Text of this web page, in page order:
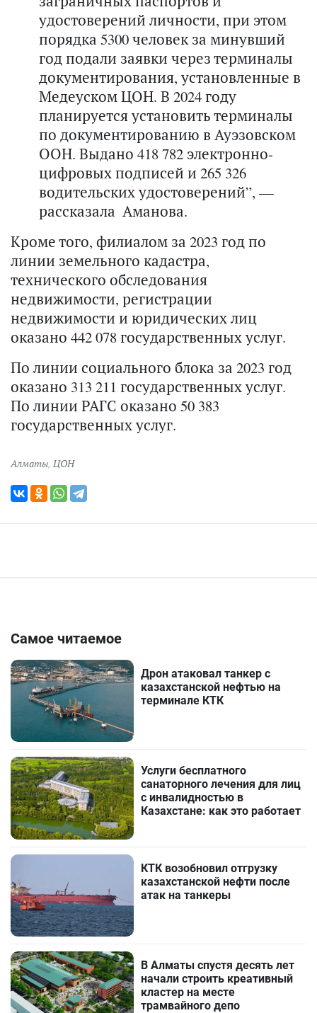
удостоверений личности, при этом
порядка 5300 человек за минувший
год подали заявки через терминалы
документирования, установленные в
Медеуском ЦОН. В 2024 году
планируется установить терминалы
по документированию в Ауэзовском
ООН. Выдано 418 782 электронно-
цифровых подписей и 265 326
водительских удостоверений”, —
рассказала Аманова.
Кроме того, филиалом за 2023 год по
линии земельного кадастра,
технического обследования
недвижимости, регистрации
недвижимости и юридических лиц
оказано 442 078 государственных услуг.
По линии социального блока за 2023 год
оказано 313 211 государственных услуг.
По линии РАГС оказано 50 383
государственных услуг.
Алматы, ЦОН
Самое читаемое
Дрон атаковал танкер с
казахстанской нефтью на
терминале КТК
Услуги бесплатного
санаторного лечения для лиц
с инвалидностью в
Казахстане: как это работает
КТК возобновил отгрузку
казахстанской нефти после
атак на танкеры
В Алматы спустя десять лет
начали строить креативный
кластер на месте
трамвайного депо